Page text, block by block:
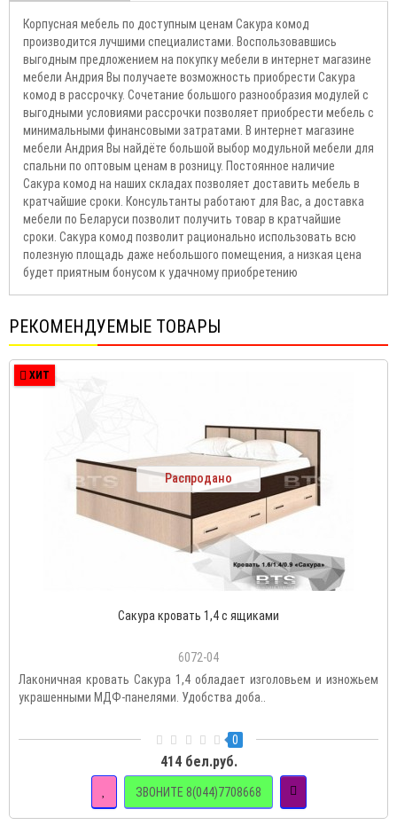
Корпусная мебель по доступным ценам Сакура комод
производится лучшими специалистами. Воспользовавшись
выгодным предложением на покупку мебели в интернет магазине
мебели Андрия Вы получаете возможность приобрести Сакура
комод в рассрочку. Сочетание большого разнообразия модулей с
выгодными условиями рассрочки позволяет приобрести мебель с
минимальными финансовыми затратами. В интернет магазине
мебели Андрия Вы найдёте большой выбор модульной мебели для
спальни по оптовым ценам в розницу. Постоянное наличие
Сакура комод на наших складах позволяет доставить мебель в
кратчайшие сроки. Консультанты работают для Вас, а доставка
мебели по Беларуси позволит получить товар в кратчайшие
сроки. Сакура комод позволит рационально использовать всю
полезную площадь даже небольшого помещения, а низкая цена
будет приятным бонусом к удачному приобретению
РЕКОМЕНДУЕМЫЕ ТОВАРЫ
ХИТ
Распродано
Сакура кровать 1,4 с ящиками
6072-04
Лаконичная кровать Сакура 1,4 обладает изголовьем и изножьем
украшенными МДФ-панелями. Удобства доба..
0
414 бел.руб.
ЗВОНИТЕ 8(044)7708668